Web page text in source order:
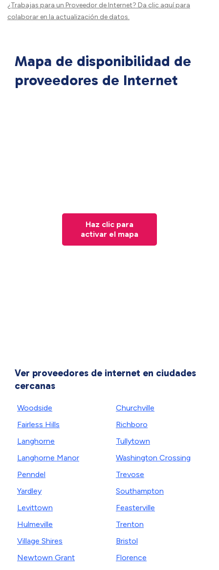
¿Trabajas para un Proveedor de Internet? Da clic aquípara
colaborar en la actualización de datos.
Mapa de disponibilidad de
proveedores de Internet
Haz clic para
activar el mapa
Ver proveedores de internet en ciudades
cercanas
Woodside
Fairless Hills
Langhorne
Langhorne Manor
Penndel
Yardley
Levittown
Hulmeville
Village Shires
Newtown Grant
Churchville
Richboro
Tullytown
Washington Crossing
Trevose
Southampton
Feasterville
Trenton
Bristol
Florence